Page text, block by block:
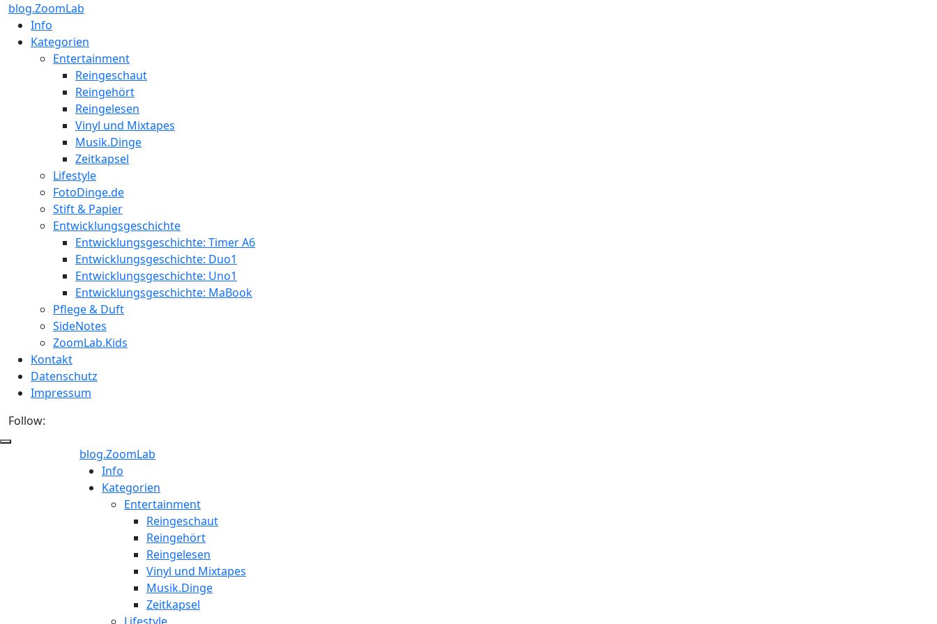
blog.ZoomLab
Info
Kategorien
Entertainment
Reingeschaut
Reingehört
Reingelesen
Vinyl und Mixtapes
Musik.Dinge
Zeitkapsel
Lifestyle
FotoDinge.de
Stift & Papier
Entwicklungsgeschichte
Entwicklungsgeschichte: Timer A6
Entwicklungsgeschichte: Duo1
Entwicklungsgeschichte: Uno1
Entwicklungsgeschichte: MaBook
Pflege & Duft
SideNotes
ZoomLab.Kids
Kontakt
Datenschutz
Impressum
Follow:
blog.ZoomLab
Info
Kategorien
Entertainment
Reingeschaut
Reingehört
Reingelesen
Vinyl und Mixtapes
Musik.Dinge
Zeitkapsel